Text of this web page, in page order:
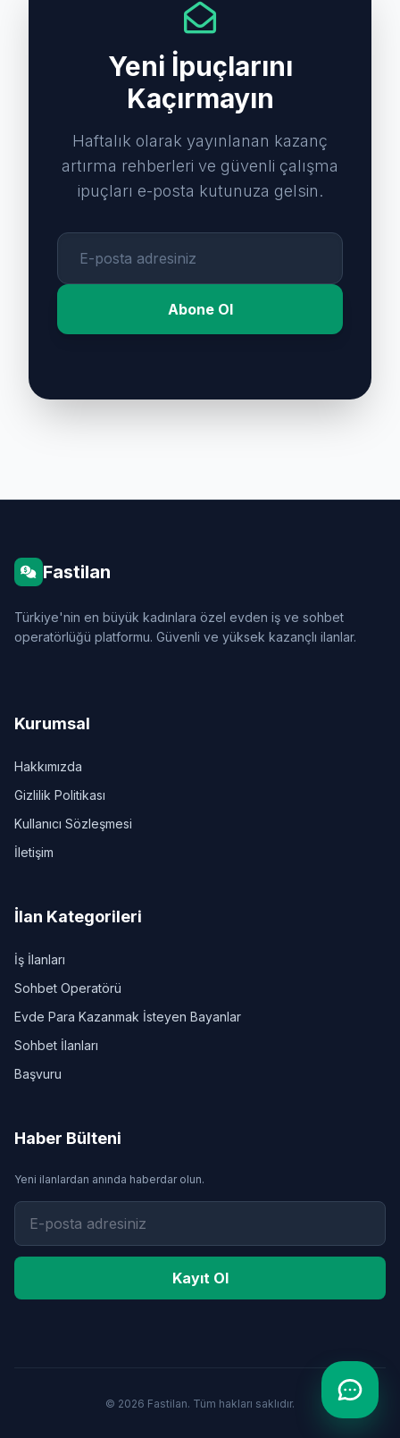
Yeni İpuçlarını
Kaçırmayın
Haftalık olarak yayınlanan kazanç
artırma rehberleri ve güvenli çalışma
ipuçları e-posta kutunuza gelsin.
Abone Ol
Fastilan
Türkiye'nin en büyük kadınlara özel evden iş ve sohbet
operatörlüğü platformu. Güvenli ve yüksek kazançlı ilanlar.
Kurumsal
Hakkımızda
Gizlilik Politikası
Kullanıcı Sözleşmesi
İletişim
İlan Kategorileri
İş İlanları
Sohbet Operatörü
Evde Para Kazanmak İsteyen Bayanlar
Sohbet İlanları
Başvuru
Haber Bülteni
Yeni ilanlardan anında haberdar olun.
Kayıt Ol
© 2026 Fastilan. Tüm hakları saklıdır.